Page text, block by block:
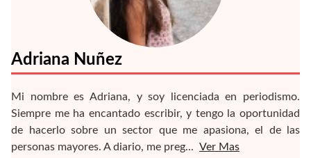
Adriana Nuñez
Mi nombre es Adriana, y soy licenciada en periodismo.
Siempre me ha encantado escribir, y tengo la oportunidad
de hacerlo sobre un sector que me apasiona, el de las
personas mayores. A diario, me preg... Ver Mas